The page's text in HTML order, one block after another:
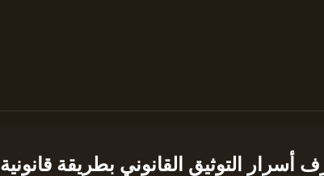
أسرار التوثيق القانوني بطريقة قانونية